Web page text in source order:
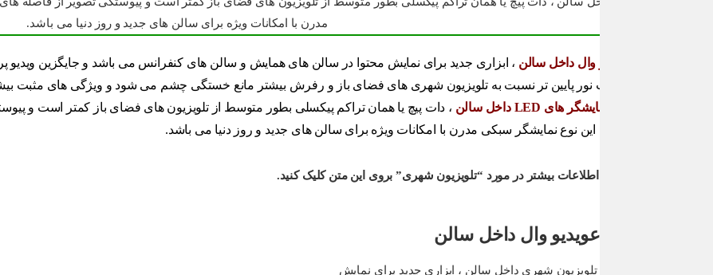
، ابزاری جدید برای نمایش محتوا در سالن های همایش و سالن های کنفرانس می باشد و جایگزین ویدیو پروژکتور های پرده
پایین تر نسبت به تلویزیون شهری های فضای باز و رفرش بیشتر مانع خستگی چشم می شود و ویژگی های مثبت بیشتری نسبت به سایر
، دات پیچ یا همان تراکم پیکسلی بطور متوسط از تلویزیون های فضای باز کمتر است و پیوستگی تصویر از
نوع نمایشگر سبکی مدرن با امکانات ویژه برای سالن های جدید و روز دنیا می باشد.
بیشتر در مورد “تلویزیون شهری” بروی این متن کلیک کنید.
وال داخل سالن